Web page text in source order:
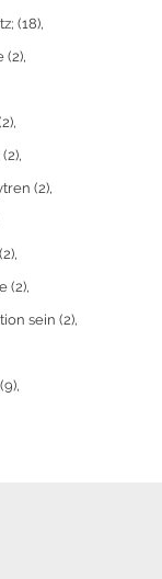
(18)
(2)
(2)
(2)
(2)
(2)
sein (2)
(9)